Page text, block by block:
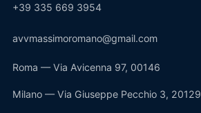
+39 335 669 3954
avvmassimoromano@gmail.com
Roma — Via Avicenna 97, 00146
Milano — Via Giuseppe Pecchio 3, 20129